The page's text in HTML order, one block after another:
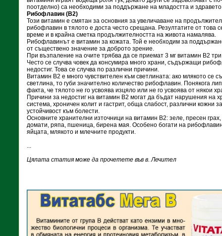
поотделно) са необходими за поддържане на младостта и
Рибофлавин (B2)
Този витамин е смятан за основния за увеличаване на
рибофлавин в тялото е доста често срещана. Резултатите от това
време и в крайна сметка продължителността на живота намалява.
Рибофлавинът е витамин за кожата. Той е необходим за
от съществено значение за доброто зрение.
При възпаление на очите трябва да се приемат 3 мг витамин В2
Често се случва човек да консумира много храни, съдържащи
недостиг. Това се случва по различни причини.
Витамин В2 е много чувствителен към светлината: ако млякото се
светлина, то губи значително количество рибофлавин. Понякога
факта, че тялото не го усвоява изцяло или не го усвоява от някои
Причини за недостиг на витамин В2 могат да бъдат нарушения на
система, хроничен колит и гастрит, обща слабост, различни кожни
устойчивост към болести.
Основните хранителни източници на витамин B2: зеле, пресен
домати, ряпа, пшеница, бирена мая. Особено богати на
яйцата, млякото и млечните продукти.
...
Цялата статия може да прочетете във в. Лечител